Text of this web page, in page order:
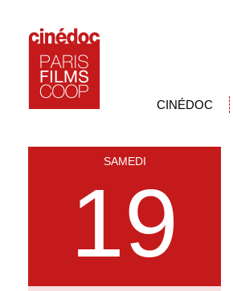
CINÉDOC
SAMEDI
19